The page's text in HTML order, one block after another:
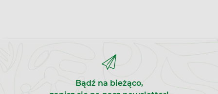
Bądź na bieżąco,